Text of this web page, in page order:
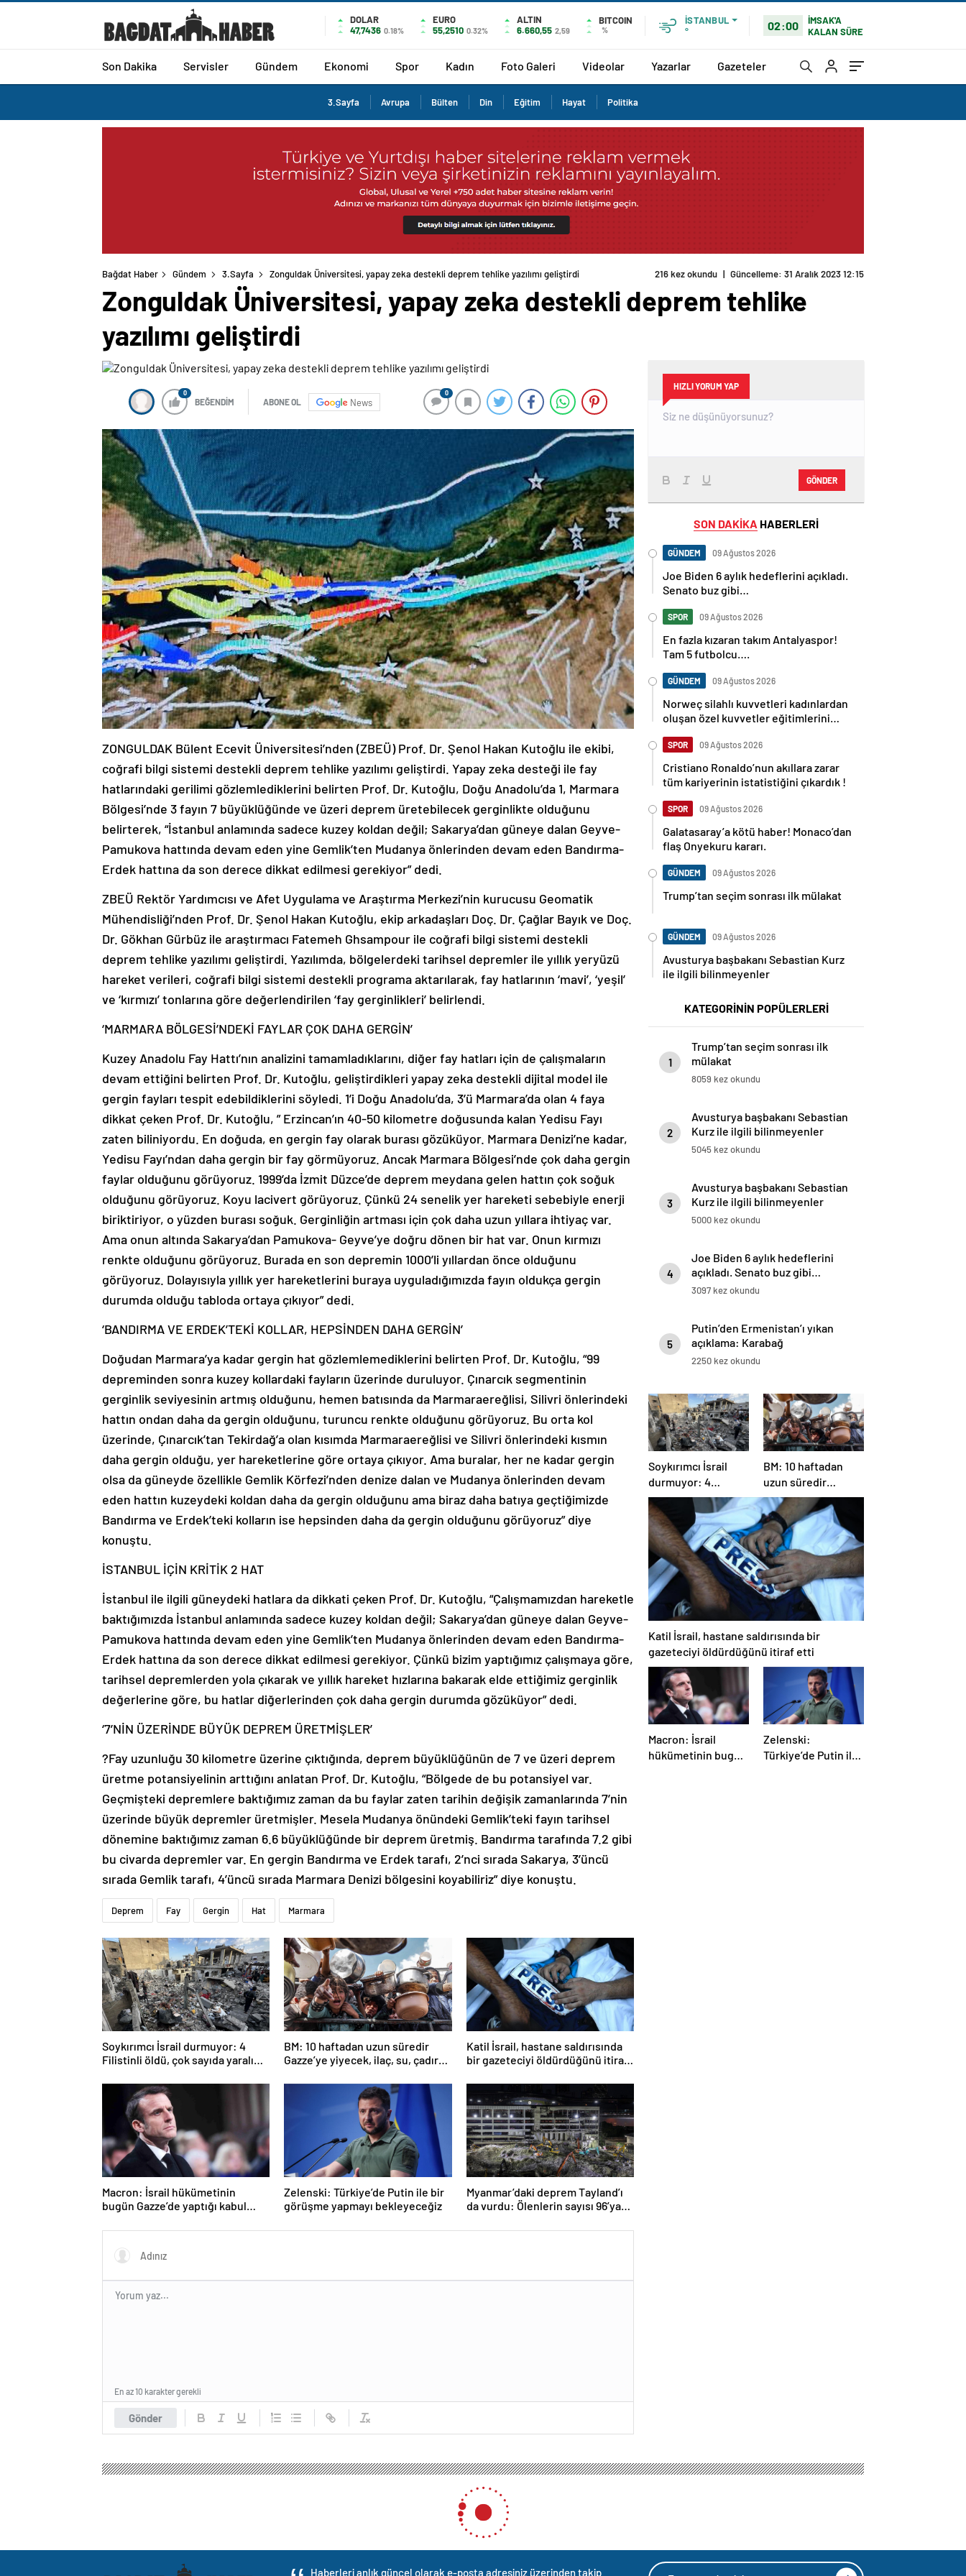
DOLAR
47,7436 0.18%
EURO
55,2510 0.32%
ALTIN
6.660,55 2,59
BITCOIN
%
İSTANBUL
°
02:00
İMSAK'A
KALAN SÜRE
Son Dakika Servisler Gündem Ekonomi Spor Kadın Foto Galeri Videolar Yazarlar Gazeteler
3.Sayfa Avrupa Bülten Din Eğitim Hayat Politika
Bağdat Haber Gündem 3.Sayfa Zonguldak Üniversitesi, yapay zeka destekli deprem tehlike yazılımı geliştirdi 216 kez okundu | Güncelleme: 31 Aralık 2023 12:15
Zonguldak Üniversitesi, yapay zeka destekli deprem tehlike
yazılımı geliştirdi
0
BEĞENDİM ABONE OL News
0
ZONGULDAK Bülent Ecevit Üniversitesi’nden (ZBEÜ) Prof. Dr. Şenol Hakan Kutoğlu ile ekibi,
coğrafi bilgi sistemi destekli deprem tehlike yazılımı geliştirdi. Yapay zeka desteği ile fay
hatlarındaki gerilimi gözlemlediklerini belirten Prof. Dr. Kutoğlu, Doğu Anadolu’da 1, Marmara
Bölgesi’nde 3 fayın 7 büyüklüğünde ve üzeri deprem üretebilecek gerginlikte olduğunu
belirterek, “İstanbul anlamında sadece kuzey koldan değil; Sakarya’dan güneye dalan Geyve-
Pamukova hattında devam eden yine Gemlik’ten Mudanya önlerinden devam eden Bandırma-
Erdek hattına da son derece dikkat edilmesi gerekiyor” dedi.
ZBEÜ Rektör Yardımcısı ve Afet Uygulama ve Araştırma Merkezi’nin kurucusu Geomatik
Mühendisliği’nden Prof. Dr. Şenol Hakan Kutoğlu, ekip arkadaşları Doç. Dr. Çağlar Bayık ve Doç.
Dr. Gökhan Gürbüz ile araştırmacı Fatemeh Ghsampour ile coğrafi bilgi sistemi destekli
deprem tehlike yazılımı geliştirdi. Yazılımda, bölgelerdeki tarihsel depremler ile yıllık yeryüzü
hareket verileri, coğrafi bilgi sistemi destekli programa aktarılarak, fay hatlarının ‘mavi’, ‘yeşil’
ve ‘kırmızı’ tonlarına göre değerlendirilen ‘fay gerginlikleri’ belirlendi.
‘MARMARA BÖLGESİ’NDEKİ FAYLAR ÇOK DAHA GERGİN’
Kuzey Anadolu Fay Hattı’nın analizini tamamladıklarını, diğer fay hatları için de çalışmaların
devam ettiğini belirten Prof. Dr. Kutoğlu, geliştirdikleri yapay zeka destekli dijital model ile
gergin fayları tespit edebildiklerini söyledi. 1’i Doğu Anadolu’da, 3’ü Marmara’da olan 4 faya
dikkat çeken Prof. Dr. Kutoğlu, ” Erzincan’ın 40-50 kilometre doğusunda kalan Yedisu Fayı
zaten biliniyordu. En doğuda, en gergin fay olarak burası gözüküyor. Marmara Denizi’ne kadar,
Yedisu Fayı’ndan daha gergin bir fay görmüyoruz. Ancak Marmara Bölgesi’nde çok daha gergin
faylar olduğunu görüyoruz. 1999’da İzmit Düzce’de deprem meydana gelen hattın çok soğuk
olduğunu görüyoruz. Koyu lacivert görüyoruz. Çünkü 24 senelik yer hareketi sebebiyle enerji
biriktiriyor, o yüzden burası soğuk. Gerginliğin artması için çok daha uzun yıllara ihtiyaç var.
Ama onun altında Sakarya’dan Pamukova- Geyve’ye doğru dönen bir hat var. Onun kırmızı
renkte olduğunu görüyoruz. Burada en son depremin 1000’li yıllardan önce olduğunu
görüyoruz. Dolayısıyla yıllık yer hareketlerini buraya uyguladığımızda fayın oldukça gergin
durumda olduğu tabloda ortaya çıkıyor” dedi.
‘BANDIRMA VE ERDEK’TEKİ KOLLAR, HEPSİNDEN DAHA GERGİN’
Doğudan Marmara’ya kadar gergin hat gözlemlemediklerini belirten Prof. Dr. Kutoğlu, “99
depreminden sonra kuzey kollardaki fayların üzerinde duruluyor. Çınarcık segmentinin
gerginlik seviyesinin artmış olduğunu, hemen batısında da Marmaraereğlisi, Silivri önlerindeki
hattın ondan daha da gergin olduğunu, turuncu renkte olduğunu görüyoruz. Bu orta kol
üzerinde, Çınarcık’tan Tekirdağ’a olan kısımda Marmaraereğlisi ve Silivri önlerindeki kısmın
daha gergin olduğu, yer hareketlerine göre ortaya çıkıyor. Ama buralar, her ne kadar gergin
olsa da güneyde özellikle Gemlik Körfezi’nden denize dalan ve Mudanya önlerinden devam
eden hattın kuzeydeki koldan daha da gergin olduğunu ama biraz daha batıya geçtiğimizde
Bandırma ve Erdek’teki kolların ise hepsinden daha da gergin olduğunu görüyoruz” diye
konuştu.
İSTANBUL İÇİN KRİTİK 2 HAT
İstanbul ile ilgili güneydeki hatlara da dikkati çeken Prof. Dr. Kutoğlu, “Çalışmamızdan hareketle
baktığımızda İstanbul anlamında sadece kuzey koldan değil; Sakarya’dan güneye dalan Geyve-
Pamukova hattında devam eden yine Gemlik’ten Mudanya önlerinden devam eden Bandırma-
Erdek hattına da son derece dikkat edilmesi gerekiyor. Çünkü bizim yaptığımız çalışmaya göre,
tarihsel depremlerden yola çıkarak ve yıllık hareket hızlarına bakarak elde ettiğimiz gerginlik
değerlerine göre, bu hatlar diğerlerinden çok daha gergin durumda gözüküyor” dedi.
‘7’NİN ÜZERİNDE BÜYÜK DEPREM ÜRETMİŞLER’
?Fay uzunluğu 30 kilometre üzerine çıktığında, deprem büyüklüğünün de 7 ve üzeri deprem
üretme potansiyelinin arttığını anlatan Prof. Dr. Kutoğlu, “Bölgede de bu potansiyel var.
Geçmişteki depremlere baktığımız zaman da bu faylar zaten tarihin değişik zamanlarında 7’nin
üzerinde büyük depremler üretmişler. Mesela Mudanya önündeki Gemlik’teki fayın tarihsel
dönemine baktığımız zaman 6.6 büyüklüğünde bir deprem üretmiş. Bandırma tarafında 7.2 gibi
bu civarda depremler var. En gergin Bandırma ve Erdek tarafı, 2’nci sırada Sakarya, 3’üncü
sırada Gemlik tarafı, 4’üncü sırada Marmara Denizi bölgesini koyabiliriz” diye konuştu.
Deprem Fay Gergin Hat Marmara
Soykırımcı İsrail durmuyor: 4
Filistinli öldü, çok sayıda yaralı
BM: 10 haftadan uzun süredir
Gazze’ye yiyecek, ilaç, su, çadır
Katil İsrail, hastane saldırısında
bir gazeteciyi öldürdüğünü itiraf
Macron: İsrail hükümetinin
bugün Gazze’de yaptığı kabul
Zelenski: Türkiye’de Putin ile bir
görüşme yapmayı bekleyeceğiz
Myanmar’daki deprem Tayland’ı
da vurdu: Ölenlerin sayısı 96’ya
Gönder
En az 10 karakter gerekli
HIZLI YORUM YAP
GÖNDER
SON DAKİKA HABERLERİ
GÜNDEM 09 Ağustos 2026
Joe Biden 6 aylık hedeflerini açıkladı.
Senato buz gibi…
SPOR 09 Ağustos 2026
En fazla kızaran takım Antalyaspor!
Tam 5 futbolcu….
GÜNDEM 09 Ağustos 2026
Norweç silahlı kuvvetleri kadınlardan
oluşan özel kuvvetler eğitimlerini
SPOR 09 Ağustos 2026
Cristiano Ronaldo’nun akıllara zarar
tüm kariyerinin istatistiğini çıkardık !
SPOR 09 Ağustos 2026
Galatasaray’a kötü haber! Monaco’dan
flaş Onyekuru kararı.
GÜNDEM 09 Ağustos 2026
Trump’tan seçim sonrası ilk mülakat
GÜNDEM 09 Ağustos 2026
Avusturya başbakanı Sebastian Kurz
ile ilgili bilinmeyenler
KATEGORİNİN POPÜLERLERİ
1
Trump’tan seçim sonrası ilk
mülakat
8059 kez okundu
2
Avusturya başbakanı Sebastian
Kurz ile ilgili bilinmeyenler
5045 kez okundu
3
Avusturya başbakanı Sebastian
Kurz ile ilgili bilinmeyenler
5000 kez okundu
4
Joe Biden 6 aylık hedeflerini
açıkladı. Senato buz gibi…
3097 kez okundu
5
Putin’den Ermenistan’ı yıkan
açıklama: Karabağ
Azerbaycan’ın ayrılmaz bir
2250 kez okundu
Soykırımcı İsrail
durmuyor: 4
Filistinli öldü, çok
sayıda yaralı var
BM: 10 haftadan
uzun süredir
Gazze’ye yiyecek,
ilaç, su, çadır
girmedi
Katil İsrail, hastane saldırısında bir
gazeteciyi öldürdüğünü itiraf etti
Macron: İsrail
hükümetinin bugün
Zelenski:
Türkiye’de Putin ile
Haberleri anlık güncel olarak e-posta adresiniz üzerinden takip